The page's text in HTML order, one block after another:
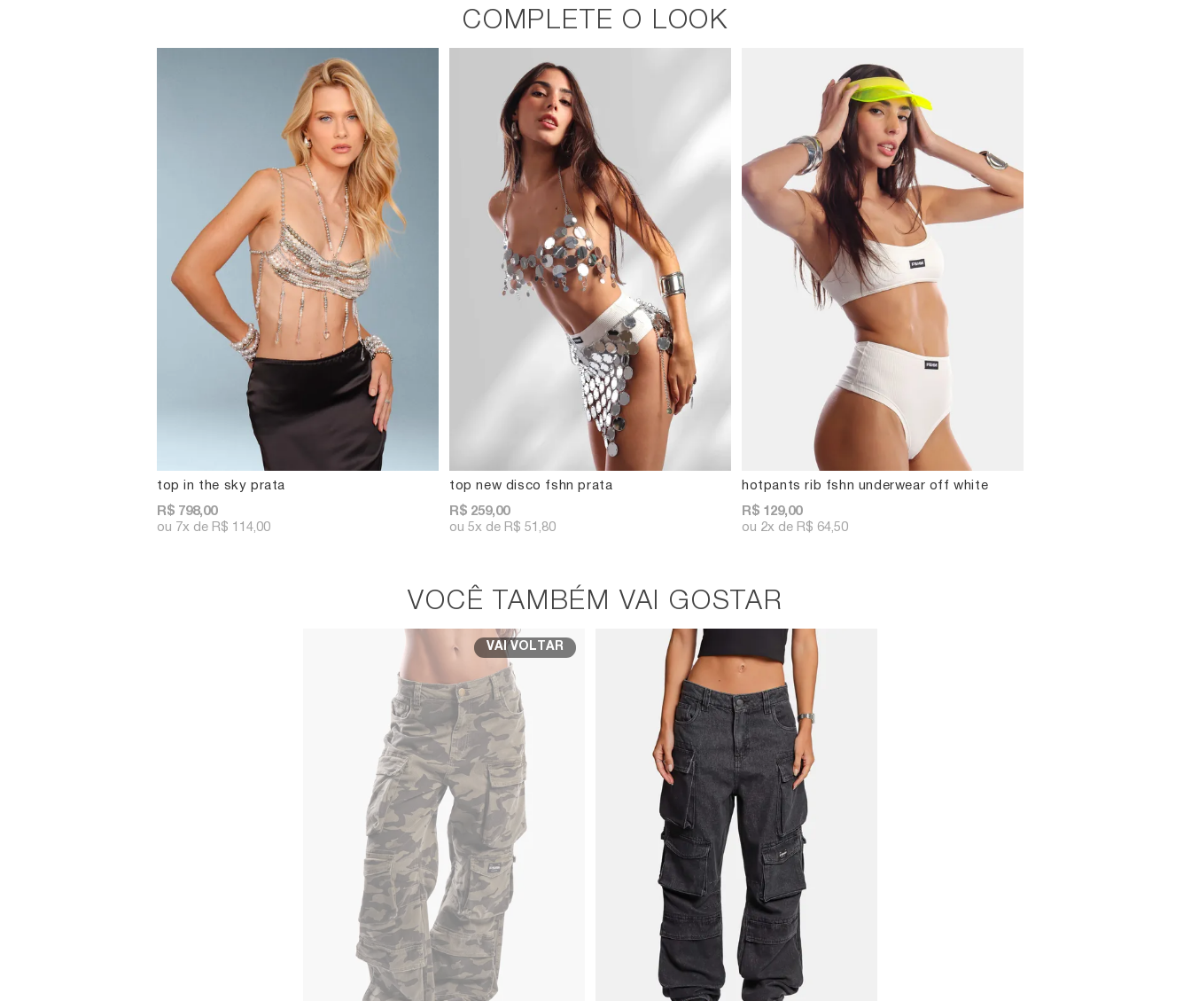
COMPLETE O LOOK
top in the sky prata
R$ 798,00
7x R$ 114,00
top new disco fshn prata
R$ 259,00
5x R$ 51,80
hotpants rib fshn underwear off white
R$ 129,00
2x R$ 64,50
VOCÊ TAMBÉM VAI GOSTAR
VAI VOLTAR